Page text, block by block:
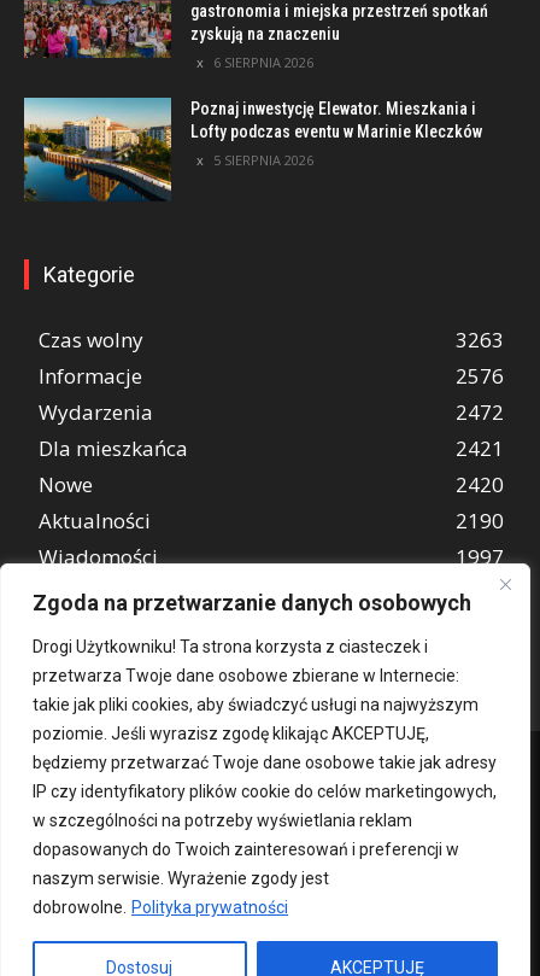
Zgoda na przetwarzanie danych osobowych
Drogi Użytkowniku! Ta strona korzysta z ciasteczek i
przetwarza Twoje dane osobowe zbierane w Internecie:
takie jak pliki cookies, aby świadczyć usługi na najwyższym
poziomie. Jeśli wyrazisz zgodę klikając AKCEPTUJĘ,
będziemy przetwarzać Twoje dane osobowe takie jak adresy
IP czy identyfikatory plików cookie do celów marketingowych,
w szczególności na potrzeby wyświetlania reklam
dopasowanych do Twoich zainteresowań i preferencji w
naszym serwisie. Wyrażenie zgody jest
dobrowolne.
Polityka prywatności
Dostosuj AKCEPTUJĘ
gastronomia i miejska przestrzeń spotkań
zyskują na znaczeniu
6 SIERPNIA 2026
Poznaj inwestycję Elewator. Mieszkania i
Lofty podczas eventu w Marinie Kleczków
5 SIERPNIA 2026
Kategorie
Czas wolny
3263
Informacje
2576
Wydarzenia
2472
Dla mieszkańca
2421
Nowe
2420
Aktualności
2190
Wiadomości
1997
REKLAMA
849
Kontakt O nas Patronat medialny